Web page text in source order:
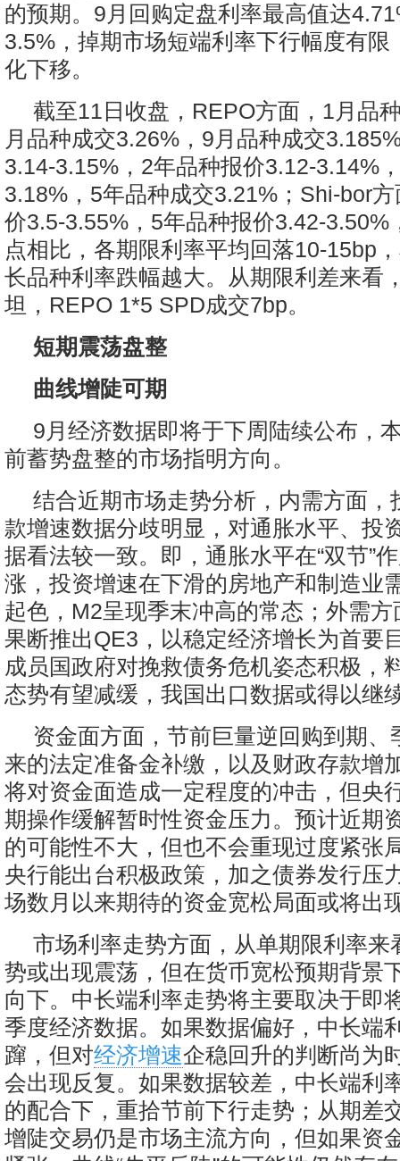
的预期。9月回购定盘利率最高值达
3.5%，掉期市场短端利率下行幅度有限
化下移。
截至11日收盘，REPO方面，1月品
月品种成交3.26%，9月品种成交
3.14-3.15%，2年品种报价3.12-3.14%
3.18%，5年品种成交3.21%；Shi-bor
价3.5-3.55%，5年品种报价3.42-3.50%
点相比，各期限利率平均回落10-15bp
长品种利率跌幅越大。从期限利差来看
坦，REPO 1*5 SPD成交7bp。
短期震荡盘整
曲线增陡可期
9月经济数据即将于下周陆续公布，
前蓄势盘整的市场指明方向。
结合近期市场走势分析，内需方面，
款增速数据分歧明显，对通胀水平、投
据看法较一致。即，通胀水平在“双节”
涨，投资增速在下滑的房地产和制造业
起色，M2呈现季末冲高的常态；外需
果断推出QE3，以稳定经济增长为首要
成员国政府对挽救债务危机姿态积极，
态势有望减缓，我国出口数据或得以继
资金面方面，节前巨量逆回购到期、
来的法定准备金补缴，以及财政存款增
将对资金面造成一定程度的冲击，但央
期操作缓解暂时性资金压力。预计近期
的可能性不大，但也不会重现过度紧张
央行能出台积极政策，加之债券发行压
场数月以来期待的资金宽松局面或将出
市场利率走势方面，从单期限利率来
势或出现震荡，但在货币宽松预期背景
向下。中长端利率走势将主要取决于即
季度经济数据。如果数据偏好，中长端
蹿，但对经济增速企稳回升的判断尚为
会出现反复。如果数据较差，中长端利
的配合下，重拾节前下行走势；从期差
增陡交易仍是市场主流方向，但如果资